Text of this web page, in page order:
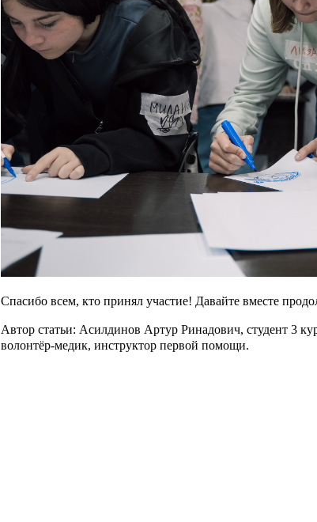
Спасибо всем, кто принял участие! Давайте вместе
Автор статьи: Асилдинов Артур Ринадович, студент 3
волонтёр-медик, инструктор первой помощи.